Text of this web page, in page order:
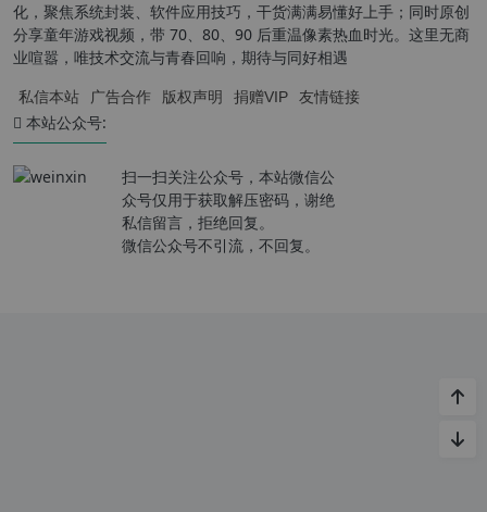
化，聚焦系统封装、软件应用技巧，干货满满易懂好上手；同时原创
分享童年游戏视频，带 70、80、90 后重温像素热血时光。这里无商
业喧嚣，唯技术交流与青春回响，期待与同好相遇
私信本站 广告合作 版权声明 捐赠VIP 友情链接
本站公众号:
扫一扫关注公众号，本站微信公
众号仅用于获取解压密码，谢绝
私信留言，拒绝回复。
微信公众号不引流，不回复。